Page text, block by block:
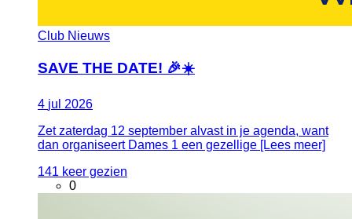
Club Nieuws
SAVE THE DATE! 🎉☀️
4 jul 2026
Zet zaterdag 12 september alvast in je agenda, want
dan organiseert Dames 1 een gezellige [Lees meer]
141 keer gezien
0